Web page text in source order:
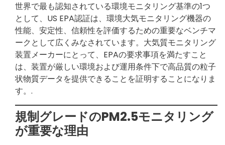
世界で最も認知されている環境モニタリング基準の1つ
として、US EPA認証は、環境大気モニタリング機器の
性能、安定性、信頼性を評価するための重要なベンチマ
ークとして広くみなされています。大気質モニタリング
装置メーカーにとって、EPAの要求事項を満たすこと
は、装置が厳しい環境および運用条件下で高品質の粒子
状物質データを提供できることを証明することになりま
す。.
規制グレードのPM2.5モニタリング
が重要な理由